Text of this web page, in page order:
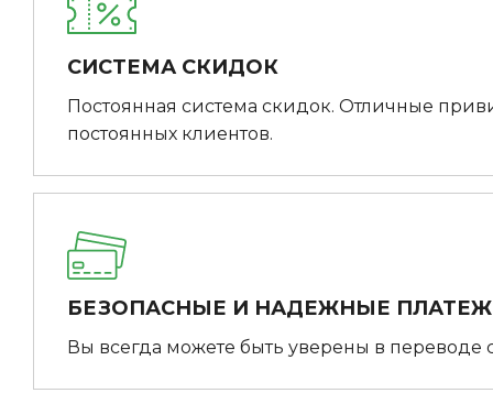
СИСТЕМА СКИДОК
Постоянная система скидок. Отличные
постоянных клиентов.
БЕЗОПАСНЫЕ И НАДЕЖНЫЕ
Вы всегда можете быть уверены в переводе